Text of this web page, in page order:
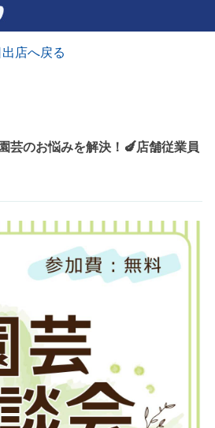
店へ戻る
芸のお悩みを解決！🍆店舗従業員